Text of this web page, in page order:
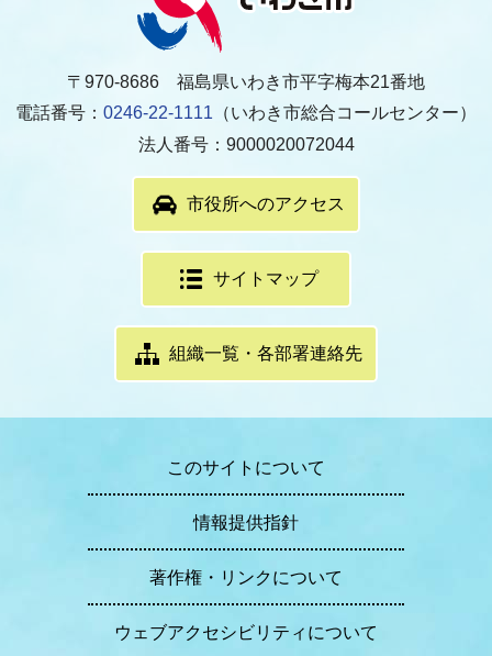
〒970-8686 福島県いわき市平字梅本21番地
電話番号： 0246-22-1111 （いわき市総合コールセンター）
法人番号：9000020072044
市役所へのアクセス
サイトマップ
組織一覧・各部署連絡先
このサイトについて
情報提供指針
著作権・リンクについて
ウェブアクセシビリティについて